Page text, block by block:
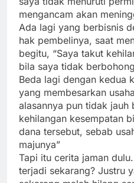
mengancam akan
Ada lagi yang berbisnis
hak pembelinya, saat
begitu, “Saya takut
bila saya tidak
Beda lagi dengan kedua
yang membesarkan
alasannya pun tidak jauh
kehilangan kesempatan
dana tersebut, sebab
majunya”
Tapi itu cerita jaman
terjadi sekarang? Justru